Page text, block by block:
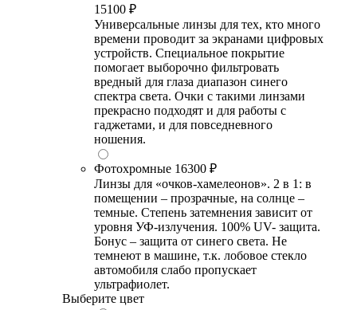
15100 ₽
Универсальные линзы для тех, кто много
времени проводит за экранами цифровых
устройств. Специальное покрытие
помогает выборочно фильтровать
вредный для глаза диапазон синего
спектра света. Очки с такими линзами
прекрасно подходят и для работы с
гаджетами, и для повседневного
ношения.
Фотохромные 16300 ₽
Линзы для «очков-хамелеонов». 2 в 1: в
помещении – прозрачные, на солнце –
темные. Степень затемнения зависит от
уровня УФ-излучения. 100% UV- защита.
Бонус – защита от синего света. Не
темнеют в машине, т.к. лобовое стекло
автомобиля слабо пропускает
ультрафиолет.
Выберите цвет